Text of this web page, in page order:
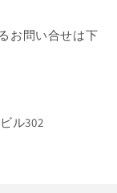
お問い合せは下
ル302